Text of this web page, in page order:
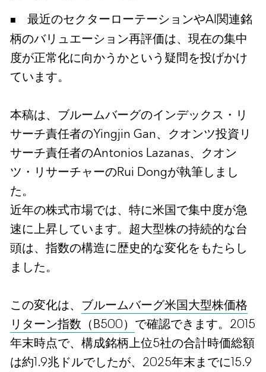
最近のセクターローテーションやAI関連銘
柄のバリュエーション再評価は、現在の集中
度が正常化に向かうかという疑問を投げかけ
ています。
本稿は、ブルームバーグのインデックス・リ
サーチ責任者のYingjin Gan、クオンツ投資リ
サーチ責任者のAntonios Lazanas、クオン
ツ・リサーチャーのRui Dongが執筆しまし
た。
近年の株式市場では、特に米国で集中度が急
速に上昇しています。超大型株の持続的な台
頭は、指数の構造に歴史的な変化をもたらし
ました。
この変化は、 ブルームバーグ米国大型株価格
リターン指数（B500） で確認できます。2015
年末時点で、構成銘柄上位5社の合計時価総額
は約1.9兆ドルでしたが、2025年末までに15.9